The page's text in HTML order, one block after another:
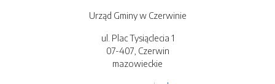
Urząd Gminy w Czerwinie
ul. Plac Tysiąclecia 1
07-407, Czerwin
mazowieckie